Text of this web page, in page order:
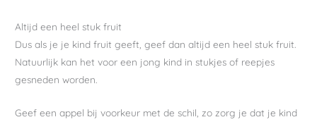
Altijd een heel stuk fruit
Dus als je je kind fruit geeft, geef dan altijd een heel stuk fruit.
Natuurlijk kan het voor een jong kind in stukjes of reepjes
gesneden worden.
Geef een appel bij voorkeur met de schil, zo zorg je dat je kind